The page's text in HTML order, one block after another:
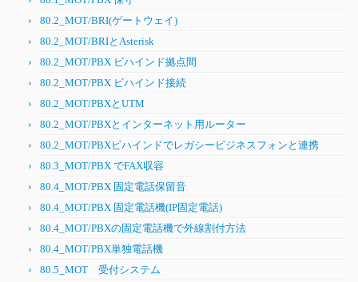
80.2_MOT/BRI(ゲートウェイ)
80.2_MOT/BRIとAsterisk
80.2_MOT/PBX ビハインド拠点間
80.2_MOT/PBX ビハインド接続
80.2_MOT/PBXとUTM
80.2_MOT/PBXとインターネット用ルーター
80.2_MOT/PBXビハインドでレガシービジネスフォンと連携
80.3_MOT/PBX でFAX収容
80.4_MOT/PBX 固定電話保留音
80.4_MOT/PBX 固定電話機(IP固定電話)
80.4_MOT/PBXの固定電話機で外線割付方法
80.4_MOT/PBX単独電話機
80.5_MOT 受付システム